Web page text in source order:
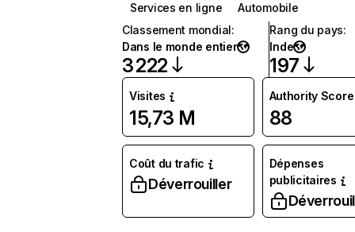
Services en ligne
Automobile
Classement mondial:
Dans le monde entier
3 222
Rang du pays:
Inde
197
Visites
15,73 M
Authority Score
88
Coût du trafic
Déverrouiller
Dépenses
publicitaires